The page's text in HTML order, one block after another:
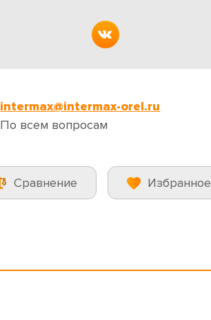
intermax@intermax-orel.ru
По всем вопросам
Сравнение Избранное